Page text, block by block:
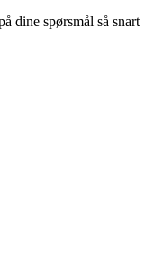
dine spørsmål så snart